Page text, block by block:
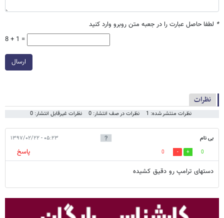
* لطفا حاصل عبارت را در جعبه متن روبرو وارد کنید
8 + 1 =
ارسال
نظرات
نظرات منتشر شده: 1 نظرات در صف انتشار: 0 نظرات غیرقابل انتشار: 0
بی نام ۰۵:۲۳ - ۱۳۹۷/۰۲/۲۲
0
0
پاسخ
دستهای ترامپ رو دقیق کشیده